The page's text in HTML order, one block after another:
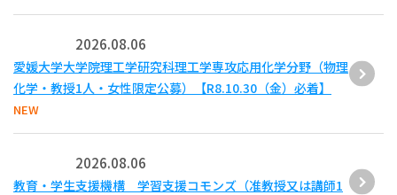
2026.08.06
愛媛大学大学院理工学研究科理工学専攻応用化学分野（物理
化学・教授1人・女性限定公募）【R8.10.30（金）必着】
NEW
2026.08.06
教育・学生支援機構 学習支援コモンズ（准教授又は講師1